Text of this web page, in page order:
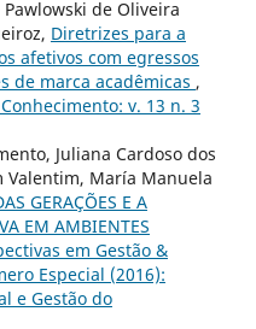
de Oliveira
Diretrizes para a
afetivos com egressos
de marca acadêmicas ,
v. 13 n. 3
Juliana Cardoso dos
Valentim, María Manuela
GERAÇÕES E A
EM AMBIENTES
em Gestão &
Especial (2016):
e Gestão do